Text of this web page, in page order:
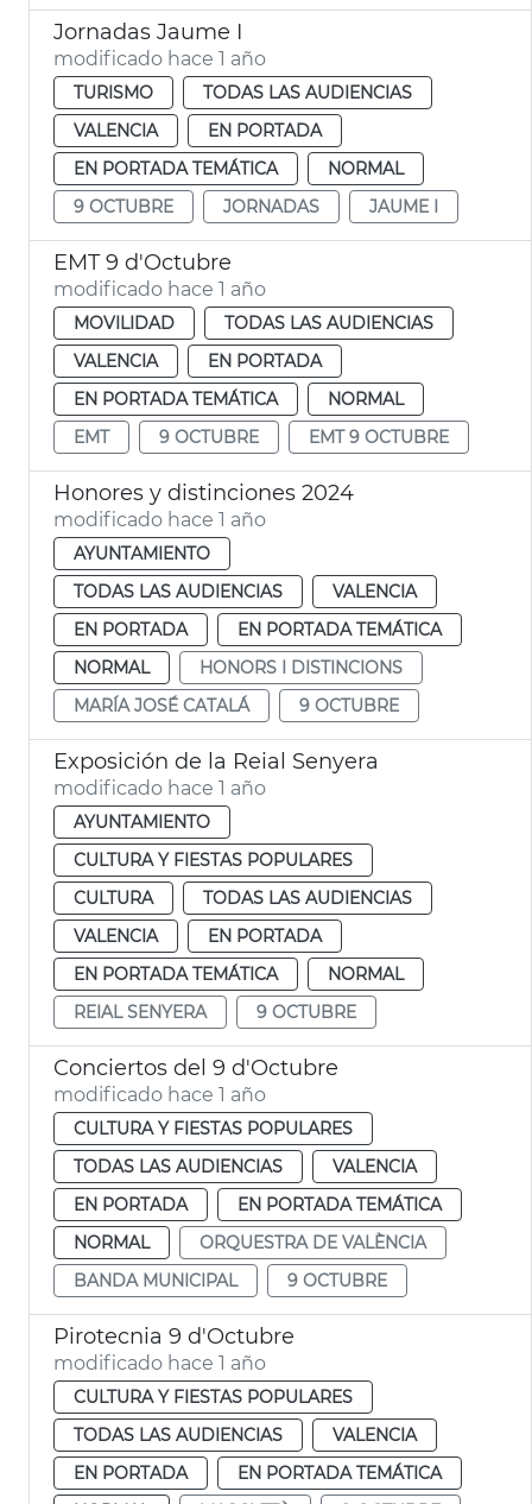
Jornadas Jaume I
modificado hace 1 año
TURISMO
TODAS LAS AUDIENCIAS
VALENCIA
EN PORTADA
EN PORTADA TEMÁTICA
NORMAL
9 OCTUBRE
JORNADAS JAUME I
EMT 9 d'Octubre
modificado hace 1 año
MOVILIDAD
TODAS LAS AUDIENCIAS
VALENCIA
EN PORTADA
EN PORTADA TEMÁTICA
NORMAL
EMT
9 OCTUBRE EMT 9 OCTUBRE
Honores y distinciones 2024
modificado hace 1 año
AYUNTAMIENTO
TODAS LAS AUDIENCIAS
VALENCIA
EN PORTADA
EN PORTADA TEMÁTICA
NORMAL
HONORS I DISTINCIONS
MARÍA JOSÉ CATALÁ
9 OCTUBRE
Exposición de la Reial Senyera
modificado hace 1 año
AYUNTAMIENTO
CULTURA Y FIESTAS POPULARES
CULTURA
TODAS LAS AUDIENCIAS
VALENCIA
EN PORTADA
EN PORTADA TEMÁTICA
NORMAL
REIAL SENYERA
9 OCTUBRE
Conciertos del 9 d'Octubre
modificado hace 1 año
CULTURA Y FIESTAS POPULARES
TODAS LAS AUDIENCIAS
VALENCIA
EN PORTADA
EN PORTADA TEMÁTICA
NORMAL
ORQUESTRA DE VALÈNCIA
BANDA MUNICIPAL
9 OCTUBRE
Pirotecnia 9 d'Octubre
modificado hace 1 año
CULTURA Y FIESTAS POPULARES
TODAS LAS AUDIENCIAS
VALENCIA
EN PORTADA
EN PORTADA TEMÁTICA